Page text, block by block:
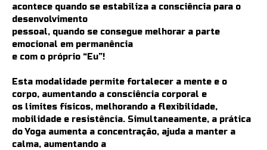
acontece quando se estabiliza a consciência para o
desenvolvimento
pessoal, quando se consegue melhorar a parte
emocional em permanência
e com o próprio “Eu”!
Esta modalidade permite fortalecer a mente e o
corpo, aumentando a consciência corporal e
os limites físicos, melhorando a flexibilidade,
mobilidade e resistência. Simultaneamente, a prática
do Yoga aumenta a concentração, ajuda a manter a
calma, aumentando a